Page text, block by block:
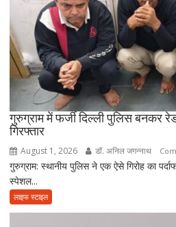
गुरुग्राम में फर्जी दिल्ली पुलिस बनकर
गिरफ्तार
August 1, 2026 डॉ. अनिल जगन्नाथ
गुरुग्राम: स्थानीय पुलिस ने एक ऐसे गिरोह का
स्पेशल...
लाइफ स्टाइल